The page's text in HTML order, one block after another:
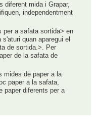
diferent mida i Grapar,
independentment
per a safata sortida> en
quan aparegui el
de sortida.>. Per
de la safata de
mides de paper a la
paper a la safata,
paper diferents per a